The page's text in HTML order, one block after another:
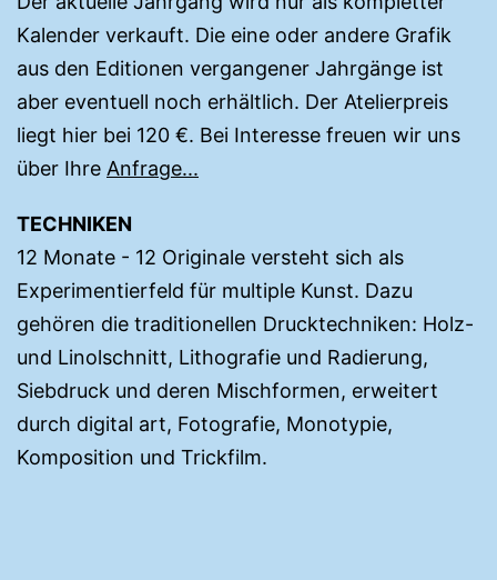
Kalender verkauft. Die eine oder andere Grafik
aus den Editionen vergangener Jahrgänge ist
aber eventuell noch erhältlich. Der Atelierpreis
liegt hier bei 120 €. Bei Interesse freuen wir uns
über Ihre Anfrage...
TECHNIKEN
12 Monate - 12 Originale versteht sich als
Experimentierfeld für multiple Kunst. Dazu
gehören die traditionellen Drucktechniken: Holz-
und Linolschnitt, Lithografie und Radierung,
Siebdruck und deren Mischformen, erweitert
durch digital art, Fotografie, Monotypie,
Komposition und Trickfilm.